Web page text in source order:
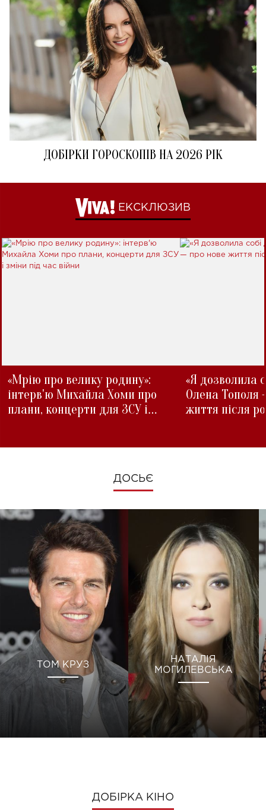
ДОБІРКИ ГОРОСКОПІВ НА 2026 РІК
ЕКСКЛЮЗИВ
«Мрію про велику родину»:
інтерв'ю Михайла Хоми про
плани, концерти для ЗСУ і
«Я дозволила
Олена Тополя
життя після
ДОСЬЄ
ТОМ КРУЗ
НАТАЛІЯ
МОГИЛЕВСЬКА
ДОБІРКА КІНО